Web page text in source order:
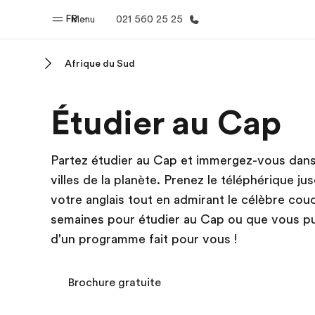
Menu
FR 021 560 25 25
Bienvenue chez EF Nos
Afrique du Sud
Étudier au Cap
Partez étudier au Cap et immergez-vous
villes de la planète. Prenez le téléphérique
votre anglais tout en admirant le célèbre
semaines pour étudier au Cap ou que vous
d'un programme fait pour vous !
Brochure gratuite